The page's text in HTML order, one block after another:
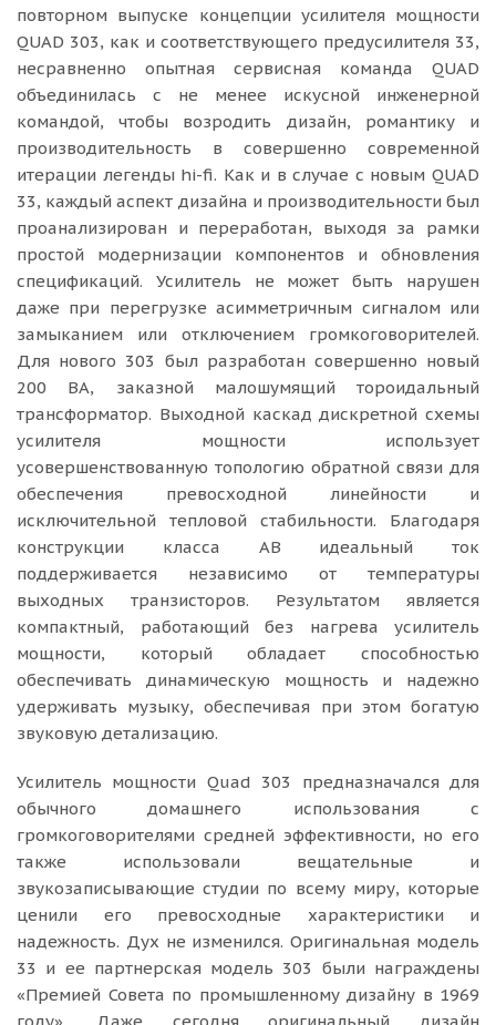
повторном выпуске концепции усилителя мощности
QUAD 303, как и соответствующего предусилителя 33,
несравненно опытная сервисная команда QUAD
объединилась с не менее искусной инженерной
командой, чтобы возродить дизайн, романтику и
производительность в совершенно современной
итерации легенды hi-fi. Как и в случае с новым QUAD
33, каждый аспект дизайна и производительности был
проанализирован и переработан, выходя за рамки
простой модернизации компонентов и обновления
спецификаций. Усилитель не может быть нарушен
даже при перегрузке асимметричным сигналом или
замыканием или отключением громкоговорителей.
Для нового 303 был разработан совершенно новый
200 ВА, заказной малошумящий тороидальный
трансформатор. Выходной каскад дискретной схемы
усилителя мощности использует
усовершенствованную топологию обратной связи для
обеспечения превосходной линейности и
исключительной тепловой стабильности. Благодаря
конструкции класса AB идеальный ток
поддерживается независимо от температуры
выходных транзисторов. Результатом является
компактный, работающий без нагрева усилитель
мощности, который обладает способностью
обеспечивать динамическую мощность и надежно
удерживать музыку, обеспечивая при этом богатую
звуковую детализацию.
Усилитель мощности Quad 303 предназначался для
обычного домашнего использования с
громкоговорителями средней эффективности, но его
также использовали вещательные и
звукозаписывающие студии по всему миру, которые
ценили его превосходные характеристики и
надежность. Дух не изменился. Оригинальная модель
33 и ее партнерская модель 303 были награждены
«Премией Совета по промышленному дизайну в 1969